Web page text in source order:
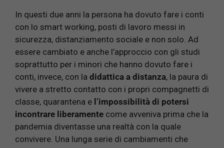
In questi due anni la persona ha dovuto fare i conti
con lo smart working, posti di lavoro messi in
sicurezza, distanziamento sociale e non solo. Ad
essere cambiato e anche l’approccio con gli studi
soprattutto per i minori che hanno dovuto fare i
conti, invece, con la didattica a distanza, la paura di
vivere a stretto contatto con i propri compagnetti di
classe, quarantena e l’impossibilità di potersi
incontrare liberamente come avveniva prima che la
pandemia diventasse una realtà con la quale
convivere. Una lunga serie di cambiamenti che